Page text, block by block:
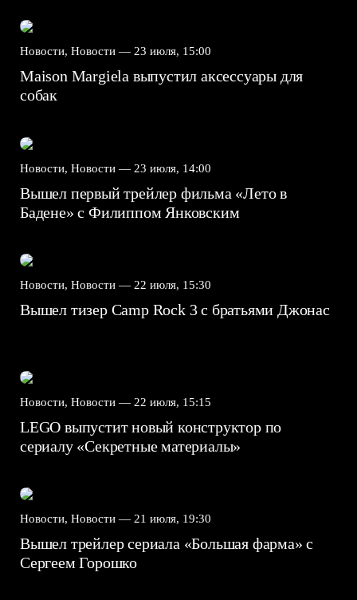
Новости, Новости — 23 июля, 15:00
Maison Margiela выпустил аксессуары для
собак
Новости, Новости — 23 июля, 14:00
Вышел первый трейлер фильма «Лето в
Бадене» с Филиппом Янковским
Новости, Новости — 22 июля, 15:30
Вышел тизер Camp Rock 3 с братьями Джонас
Новости, Новости — 22 июля, 15:15
LEGO выпустит новый конструктор по
сериалу «Секретные материалы»
Новости, Новости — 21 июля, 19:30
Вышел трейлер сериала «Большая фарма» с
Сергеем Горошко